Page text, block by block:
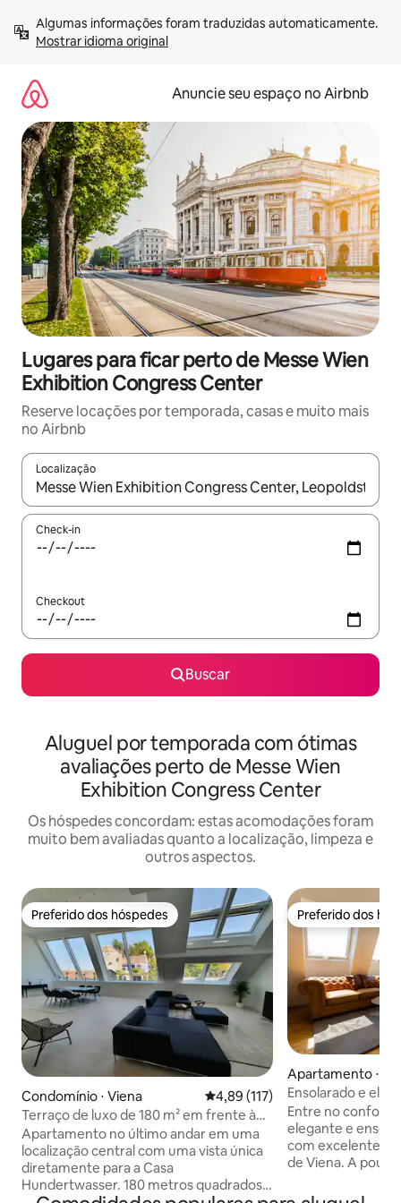
para
Mostrar idioma original
Anuncie seu espaço no Airbnb
Lugares para ficar perto de Messe Wien
Exhibition Congress Center
Reserve locações por temporada, casas e muito mais
no Airbnb
Localização
Quando os resultados estiverem disponíveis, explore-os
Check-in
Checkout
Buscar
Aluguel por temporada com ótimas
avaliações perto de Messe Wien
Exhibition Congress Center
Os hóspedes concordam: estas acomodações foram
muito bem avaliadas quanto a localização, limpeza e
outros aspectos.
Preferido dos hóspedes
Preferido dos hóspedes
Condomínio ⋅ Viena 4,89 de uma avaliação média de
4,89 (117)
Terraço de luxo de 180 m² em frente à
Hundertwasserhaus
Apartamento no último andar em uma
localização central com uma vista única
diretamente para a Casa
Hundertwasser. 180 metros quadrados
Preferido dos
Preferido dos
Apartamento ⋅
Ensolarado e
privilegiada,
Entre no
elegante e
com excelentes
de Viena. A
apartamento